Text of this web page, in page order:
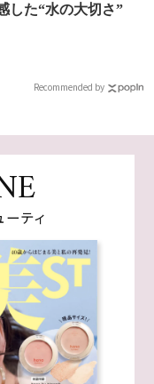
した“水の大切さ”
Recommended by
ティ